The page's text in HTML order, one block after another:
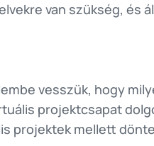
van szükség, és
vesszük, hogy
projektcsapat
projektek mellett